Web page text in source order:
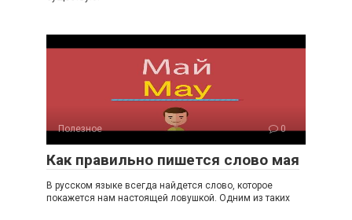
Полезное 0
Как правильно пишется слово мая
В русском языке всегда найдется слово, которое
покажется нам настоящей ловушкой. Одним из таких